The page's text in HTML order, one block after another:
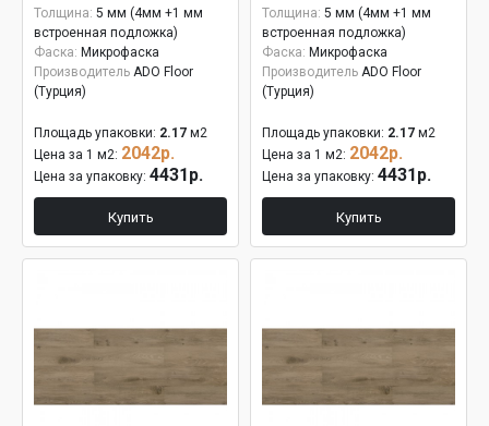
Толщина: 5 мм (4мм +1 мм
встроенная подложка)
Фаска: Микрофаска
Производитель ADO Floor
(Турция)
Площадь упаковки: 2.17 м2
Цена за 1 м2: 2042р.
Цена за упаковку: 4431р.
Купить
Толщина: 5 мм (4мм +1 мм
встроенная подложка)
Фаска: Микрофаска
Производитель ADO Floor
(Турция)
Площадь упаковки: 2.17 м2
Цена за 1 м2: 2042р.
Цена за упаковку: 4431р.
Купить